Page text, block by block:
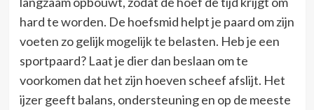
hard te worden. De hoefsmid helpt je paard om zijn
voeten zo gelijk mogelijk te belasten. Heb je een
sportpaard? Laat je dier dan beslaan om te
voorkomen dat het zijn hoeven scheef afslijt. Het
ijzer geeft balans, ondersteuning en op de meeste